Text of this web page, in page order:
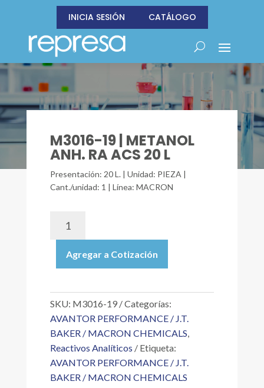
INICIA SESIÓN CATÁLOGO
M3016-19 | METANOL
ANH. RA ACS 20 L
Presentación: 20 L. | Unidad: PIEZA |
Cant./unidad: 1 | Línea: MACRON
METANOL
ANH.
ACS
L
cantidad
Agregar a Cotización
SKU: M3016-19
Categorías:
AVANTOR PERFORMANCE / J.T.
BAKER / MACRON CHEMICALS,
Reactivos Analíticos
Etiqueta:
AVANTOR PERFORMANCE / J.T.
BAKER / MACRON CHEMICALS